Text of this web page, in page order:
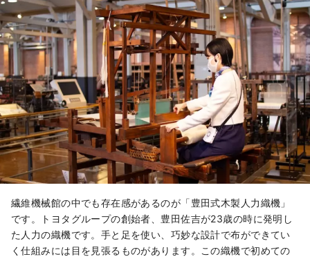
繊維機械館の中でも存在感があるのが「豊田式木製人力織機」
です。トヨタグループの創始者、豊田佐吉が23歳の時に発明し
た人力の織機です。手と足を使い、巧妙な設計で布ができてい
く仕組みには目を見張るものがあります。この織機で初めての